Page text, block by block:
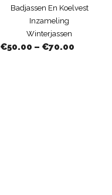
Badjassen En Koelvest
Inzameling
Winterjassen
€50.00 – €70.00